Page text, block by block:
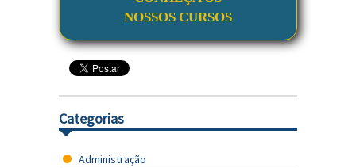
NOSSOS CURSOS
Categorias
Administração